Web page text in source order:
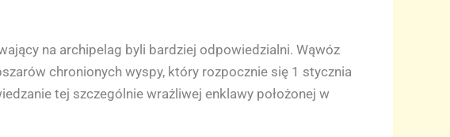
na archipelag byli bardziej odpowiedzialni. Wąwóz
chronionych wyspy, który rozpocznie się 1 stycznia
tej szczególnie wrażliwej enklawy położonej w